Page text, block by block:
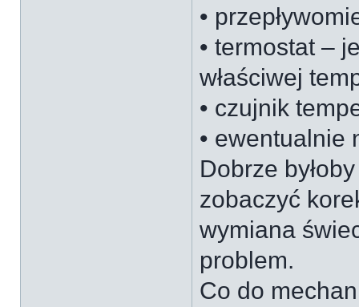
•
• termostat –
właściwej
• czujnik
• ewentualnie
Dobrze
zobaczyć
wymiana
problem.
Co do